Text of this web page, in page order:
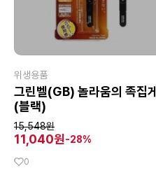
위생용품
그린벨(GB) 놀라움의 족집게
(블랙)
15,548원
11,040원-28%
0